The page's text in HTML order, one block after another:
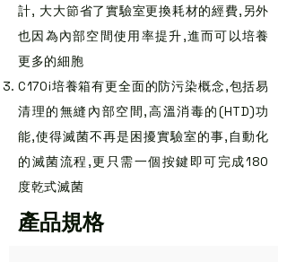
計, 大大節省了實驗室更換耗材的經費,另外
也因為內部空間使用率提升,進而可以培養
更多的細胞
C170i培養箱有更全面的防污染概念,包括易
清理的無縫內部空間,高溫消毒的(HTD)功
能,使得滅菌不再是困擾實驗室的事,自動化
的滅菌流程,更只需一個按鍵即可完成180
度乾式滅菌
產品規格